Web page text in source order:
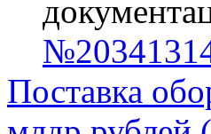
Поставка